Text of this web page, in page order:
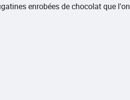
enrobées de chocolat que l'on